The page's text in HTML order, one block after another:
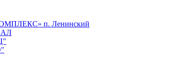
п. Ленинский